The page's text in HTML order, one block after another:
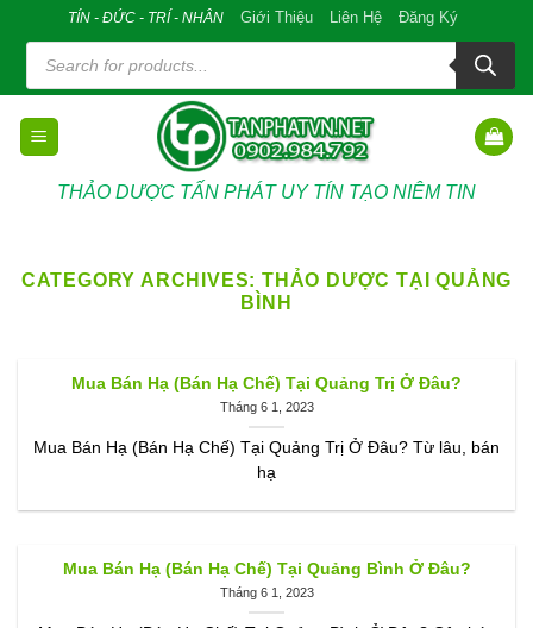
content
TÍN - ĐỨC - TRÍ - NHÂN Giới Thiệu Liên Hệ Đăng Ký
Tìm
kiếm
sản
phẩm
THẢO DƯỢC TẤN PHÁT UY TÍN TẠO NIÊM TIN
CATEGORY ARCHIVES: THẢO DƯỢC TẠI QUẢNG
BÌNH
Mua Bán Hạ (Bán Hạ Chế) Tại Quảng Trị Ở Đâu?
Tháng 6 1, 2023
Mua Bán Hạ (Bán Hạ Chế) Tại Quảng Trị Ở Đâu? Từ lâu, bán
hạ
Mua Bán Hạ (Bán Hạ Chế) Tại Quảng Bình Ở Đâu?
Tháng 6 1, 2023